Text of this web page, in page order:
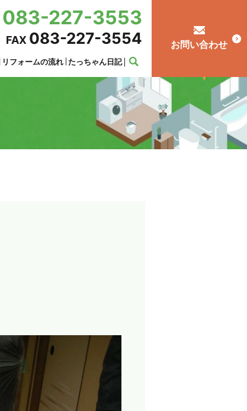
リフォームの流れ たっちゃん日記
お問い合わせ
083-227-3553
FAX 083-227-3554